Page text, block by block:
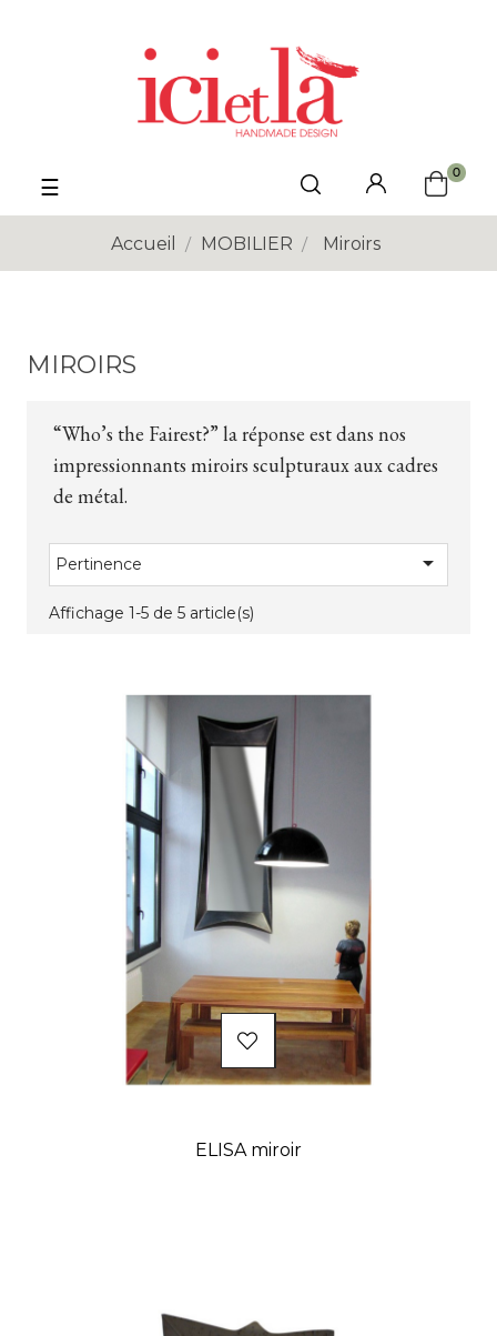
Basculer
la
navigation
☰
0
Accueil MOBILIER Miroirs
MIROIRS
“Who’s the Fairest?” la réponse est dans nos
impressionnants miroirs sculpturaux aux cadres
de métal.
Pertinence 
Affichage 1-5 de 5 article(s)
ELISA miroir